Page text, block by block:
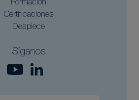
Formación
Certificaciones
Despiece
Síganos